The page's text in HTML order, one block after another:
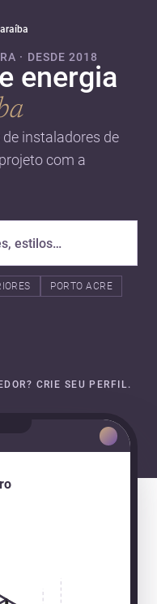
· DESDE 2018
energia
instaladores de
com a
PORTO ACRE
CRIE SEU PERFIL.